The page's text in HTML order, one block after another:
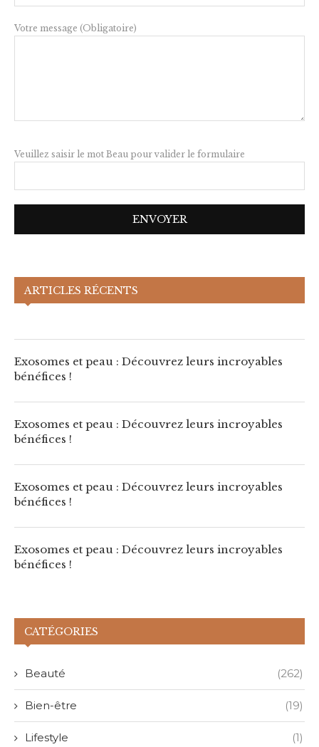
Votre message (Obligatoire)
Veuillez saisir le mot Beau pour valider le formulaire
ARTICLES RÉCENTS
Exosomes et peau : Découvrez leurs
incroyables bénéfices !
Exosomes et peau : Découvrez leurs incroyables
bénéfices !
Exosomes et peau : Découvrez leurs incroyables
bénéfices !
Exosomes et peau : Découvrez leurs incroyables
bénéfices !
Exosomes et peau : Découvrez leurs incroyables
bénéfices !
CATÉGORIES
Beauté (262)
Bien-être (19)
Lifestyle (1)